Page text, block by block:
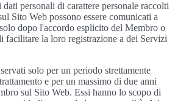
personali di carattere personale raccolti
Sito Web possono essere comunicati a
dopo l'accordo esplicito del Membro o
facilitare la loro registrazione a dei Servizi
solo per un periodo strettamente
e per un massimo di due anni
sul Sito Web. Essi hanno lo scopo di